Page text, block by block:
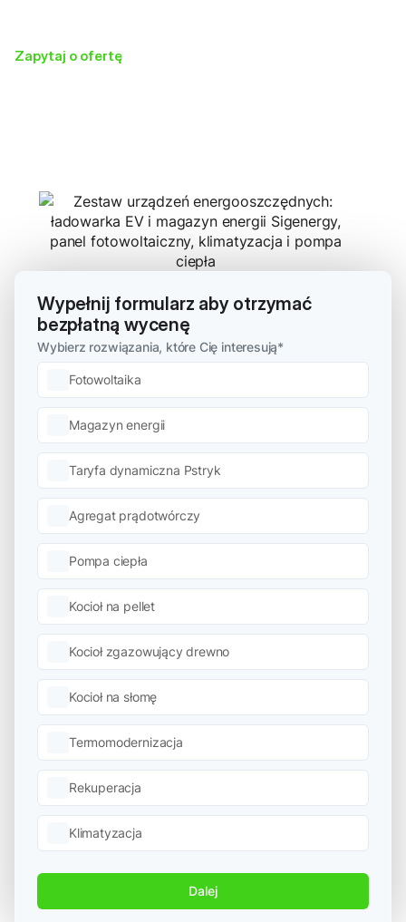
Zapytaj o ofertę
Wypełnij formularz aby otrzymać
bezpłatną wycenę
Wybierz rozwiązania, które Cię interesują*
Fotowoltaika
Magazyn energii
Taryfa dynamiczna Pstryk
Agregat prądotwórczy
Pompa ciepła
Kocioł na pellet
Kocioł zgazowujący drewno
Kocioł na słomę
Termomodernizacja
Rekuperacja
Klimatyzacja
Dalej